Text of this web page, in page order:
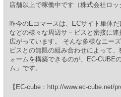
店舗以上で稼働中です（株式会社ロッ
昨今のEコマースは、ECサイト単体
などの様々な周辺サ－ビスと密接に
広がっています。 そんな多様なニー
ビスとの無限の組み合わせによって
ォームを構築できるのが、EC-CUBE
ム」です。
【EC-cube：http://www.ec-cube.net/